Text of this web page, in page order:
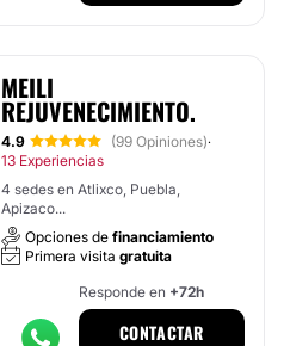
MEILI
REJUVENECIMIENTO.
4.9 (99 Opiniones)·
13 Experiencias
4 sedes en Atlixco, Puebla,
Apizaco...
Opciones de financiamiento
Primera visita gratuita
Responde en +72h
CONTACTAR